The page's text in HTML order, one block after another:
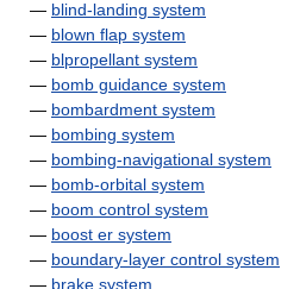
— blind-landing system
— blown flap system
— blpropellant system
— bomb guidance system
— bombardment system
— bombing system
— bombing-navigational system
— bomb-orbital system
— boom control system
— boost er system
— boundary-layer control system
— brake system